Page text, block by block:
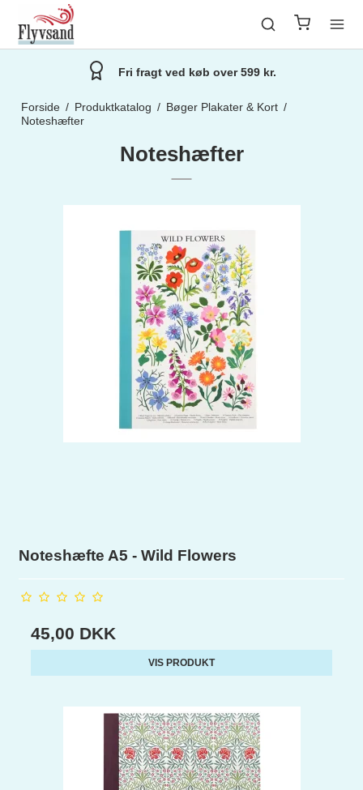
Secondhand Tøj i Galleri & Butik
Forside / Produktkatalog / Bøger Plakater & Kort /
Noteshæfter
Noteshæfter
Noteshæfte A5 - Wild Flowers
45,00 DKK
VIS PRODUKT